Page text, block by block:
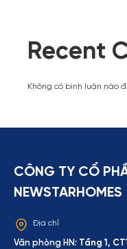
Recent
Không có bình luận nào
CÔNG TY CỔ
NEWSTARHOMES
Địa chỉ
Văn phòng HN:
Tầng 1,